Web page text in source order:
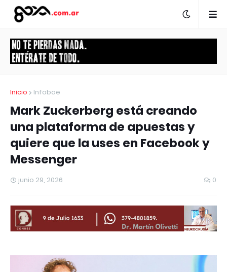
Inicio Infobae
Mark Zuckerberg está creando
una plataforma de apuestas y
quiere que la uses en Facebook y
Messenger
junio 29, 2026 0